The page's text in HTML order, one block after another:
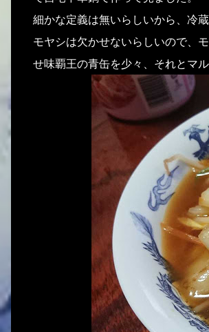
細かな定義は無いらしいから、冷
モヤシは欠かせないらしいので、
せ味覇王の青缶を少々、それとマ